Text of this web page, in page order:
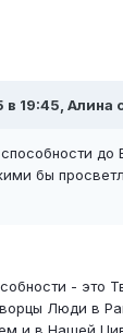
в 19:45, Алина
до
бы
- это
Люди в